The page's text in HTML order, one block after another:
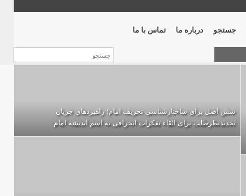
جستجو درباره ما تماس با ما
شش اصل برای ساختارشناسی تحريف امام؛ راهبردهای جریان
تجدیدنظرطلب برای القاء تفکرات انحرافی به اسم اندیشه امام